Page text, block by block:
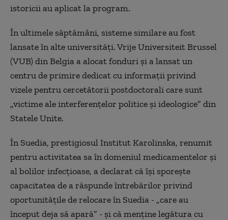
istoricii au aplicat la program.
În ultimele săptămâni, sisteme similare au fost
lansate în alte universități. Vrije Universiteit Brussel
(VUB) din Belgia a alocat fonduri și a lansat un
centru de primire dedicat cu informații privind
vizele pentru cercetătorii postdoctorali care sunt
„victime ale interferențelor politice și ideologice” din
Statele Unite.
În Suedia, prestigiosul Institut Karolinska, renumit
pentru activitatea sa în domeniul medicamentelor și
al bolilor infecțioase, a declarat că își sporește
capacitatea de a răspunde întrebărilor privind
oportunitățile de relocare în Suedia - „care au
început deja să apară” - și că menține legătura cu